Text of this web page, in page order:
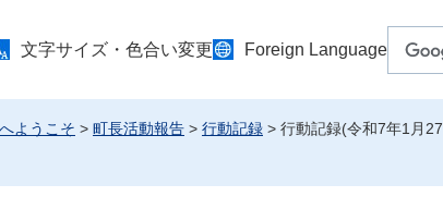
文字サイズ・色合い変更 Foreign Language
ようこそ > 町長活動報告 > 行動記録 > 行動記録(令和7年1月27